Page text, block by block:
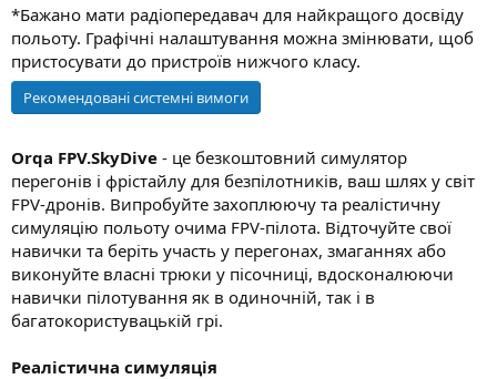
*Бажано мати радіопередавач для найкращого досвіду
польоту. Графічні налаштування можна змінювати, щоб
пристосувати до пристроїв нижчого класу.
Рекомендовані системні вимоги
Orqa FPV.SkyDive - це безкоштовний симулятор
перегонів і фрістайлу для безпілотників, ваш шлях у світ
FPV-дронів. Випробуйте захоплюючу та реалістичну
симуляцію польоту очима FPV-пілота. Відточуйте свої
навички та беріть участь у перегонах, змаганнях або
виконуйте власні трюки у пісочниці, вдосконалюючи
навички пілотування як в одиночній, так і в
багатокористувацькій грі.
Реалістична симуляція